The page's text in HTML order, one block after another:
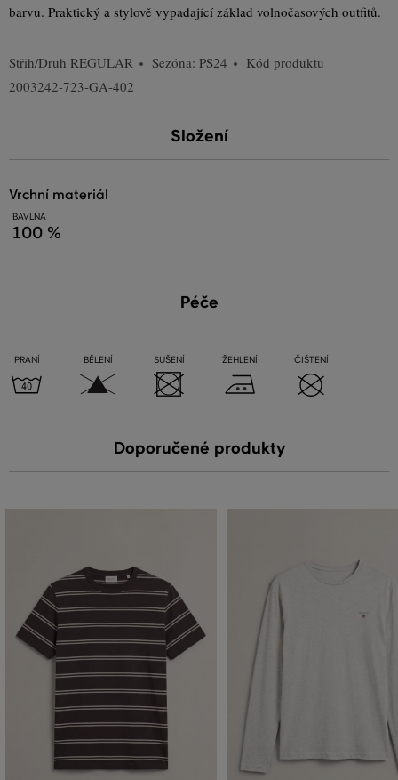
barvu. Praktický a stylově vypadající základ volnočasových outfitů.
Střih/Druh REGULAR Sezóna: PS24
Kód produktu
2003242-723-GA-402
Složení
vrchní materiál
BAVLNA
100 %
Péče
PRANÍ BĚLENÍ SUŠENÍ ŽEHLENÍ ČIŠTENÍ
Doporučené produkty